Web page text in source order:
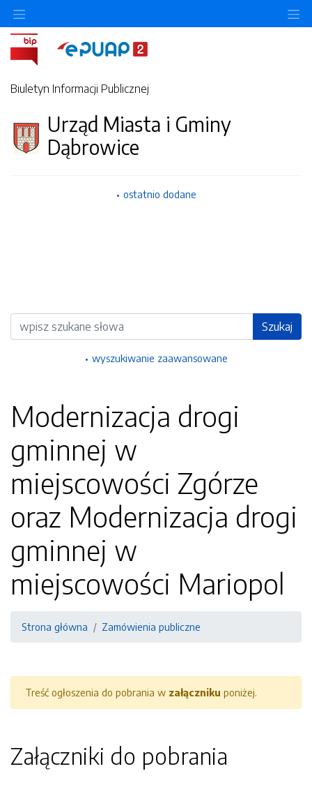
Biuletyn Informacji Publicznej
Urząd Miasta i Gminy
Dąbrowice
ostatnio dodane
Wyszukiwarka Szukaj
wyszukiwanie zaawansowane
Modernizacja drogi
gminnej w
miejscowości Zgórze
oraz Modernizacja drogi
gminnej w
miejscowości Mariopol
Strona główna Zamówienia publiczne
Treść ogłoszenia do pobrania w załączniku poniżej.
Załączniki do pobrania